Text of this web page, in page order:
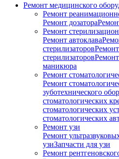
Ремонт медицинского
Ремонт
Ремонт дозатора
Ремонт
Ремонт автоклава
стерилизаторов
стерилизаторов
маникюра
Ремонт
Ремонт
зуботехнического
стоматологических
стоматологических
стоматологических
Ремонт узи
Ремонт
узиЗапчасти для узи
Ремонт